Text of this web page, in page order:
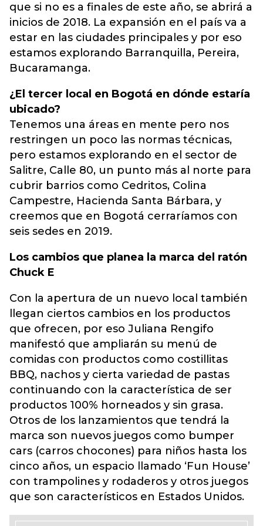
que si no es a finales de este año, se abrirá a
inicios de 2018. La expansión en el país va a
estar en las ciudades principales y por eso
estamos explorando Barranquilla, Pereira,
Bucaramanga.
¿El tercer local en Bogotá en dónde estaría
ubicado?
Tenemos una áreas en mente pero nos
restringen un poco las normas técnicas,
pero estamos explorando en el sector de
Salitre, Calle 80, un punto más al norte para
cubrir barrios como Cedritos, Colina
Campestre, Hacienda Santa Bárbara, y
creemos que en Bogotá cerraríamos con
seis sedes en 2019.
Los cambios que planea la marca del ratón
Chuck E
Con la apertura de un nuevo local también
llegan ciertos cambios en los productos
que ofrecen, por eso Juliana Rengifo
manifestó que ampliarán su menú de
comidas con productos como costillitas
BBQ, nachos y cierta variedad de pastas
continuando con la característica de ser
productos 100% horneados y sin grasa.
Otros de los lanzamientos que tendrá la
marca son nuevos juegos como bumper
cars (carros chocones) para niños hasta los
cinco años, un espacio llamado ‘Fun House’
con trampolines y rodaderos y otros juegos
que son característicos en Estados Unidos.